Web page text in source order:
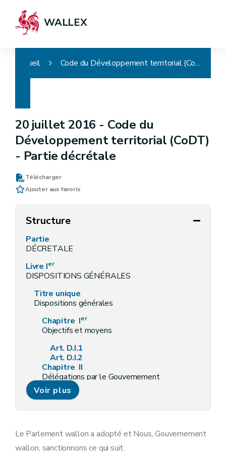
WALLEX
Accueil Code du Développement territorial (CoDT) - Partie décrétale
20 juillet 2016 - Code du
Développement territorial (CoDT)
- Partie décrétale
Télécharger
Ajouter aux favoris
Structure
Partie
DÉCRETALE
Livre Ier
DISPOSITIONS GÉNÉRALES
Titre unique
Dispositions générales
Chapitre Ier
Objectifs et moyens
Art. D.I.1
Art. D.I.2
Chapitre II
Délégations par le Gouvernement
Art.D.I.3
Section 1 . - Pôle « Aménagement du territoire »
re
Voir plus
Le Parlement wallon a adopté et Nous, Gouvernement
wallon, sanctionnons ce qui suit: